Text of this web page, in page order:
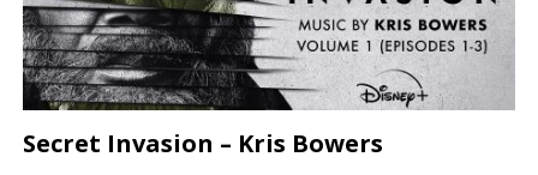
Secret Invasion – Kris Bowers